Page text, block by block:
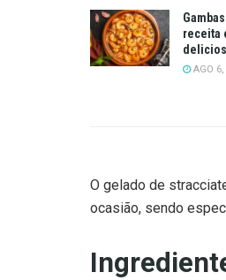
receita
AGO 6,
O gelado de
ocasião, sendo